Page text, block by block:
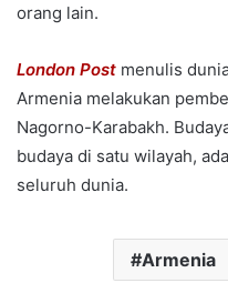
orang lain.
London Post menulis
Armenia melakukan
Nagorno-Karabakh.
budaya di satu wilayah,
seluruh dunia.
Armenia